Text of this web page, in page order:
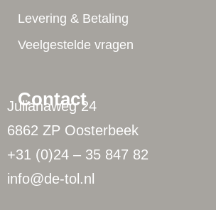
Contact
Julianaweg 24
6862 ZP Oosterbeek
+31 (0)24 – 35 847 82
info@de-tol.nl
Levering & Betaling
Veelgestelde vragen